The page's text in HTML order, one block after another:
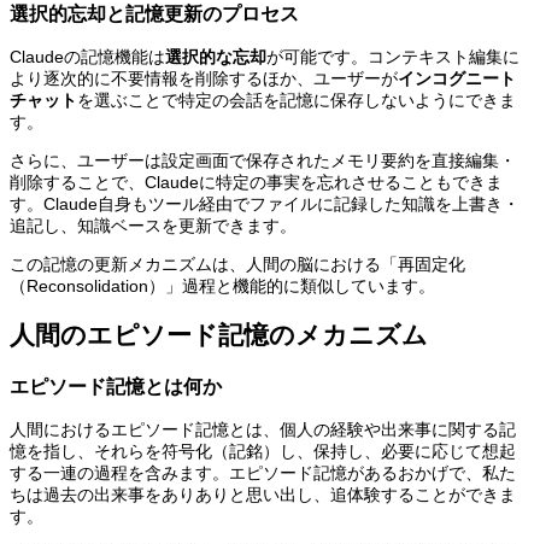
選択的忘却と記憶更新のプロセス
Claudeの記憶機能は選択的な忘却が可能です。コンテキスト編集に
より逐次的に不要情報を削除するほか、ユーザーがインコグニート
チャットを選ぶことで特定の会話を記憶に保存しないようにできま
す。
さらに、ユーザーは設定画面で保存されたメモリ要約を直接編集・
削除することで、Claudeに特定の事実を忘れさせることもできま
す。Claude自身もツール経由でファイルに記録した知識を上書き・
追記し、知識ベースを更新できます。
この記憶の更新メカニズムは、人間の脳における「再固定化
（Reconsolidation）」過程と機能的に類似しています。
人間のエピソード記憶のメカニズム
エピソード記憶とは何か
人間におけるエピソード記憶とは、個人の経験や出来事に関する記
憶を指し、それらを符号化（記銘）し、保持し、必要に応じて想起
する一連の過程を含みます。エピソード記憶があるおかげで、私た
ちは過去の出来事をありありと思い出し、追体験することができま
す。